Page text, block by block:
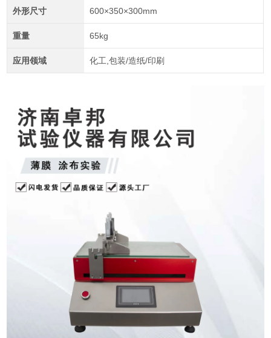
外形尺寸 600×350×300mm
重量 65kg
应用领域 化工,包装/造纸/印刷